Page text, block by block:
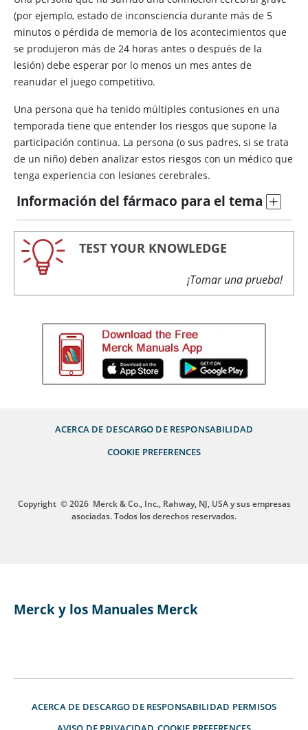
(por ejemplo, estado de inconsciencia durante más de 5
minutos o pérdida de memoria de los acontecimientos que
se produjeron más de 24 horas antes o después de la
lesión) debe esperar por lo menos un mes antes de
reanudar el juego competitivo.
Una persona que ha tenido múltiples contusiones en una
temporada tiene que entender los riesgos que supone la
participación continua. La persona (o sus padres, si se trata
de un niño) deben analizar estos riesgos con un médico que
tenga experiencia con lesiones cerebrales.
Información del fármaco para el tema
TEST YOUR KNOWLEDGE
¡Tomar una prueba!
ACERCA DE DESCARGO DE RESPONSABILIDAD
COOKIE PREFERENCES
Copyright © 2026 Merck & Co., Inc., Rahway, NJ, USA y sus empresas
asociadas. Todos los derechos reservados.
Merck y los Manuales Merck
ACERCA DE DESCARGO DE RESPONSABILIDAD PERMISOS